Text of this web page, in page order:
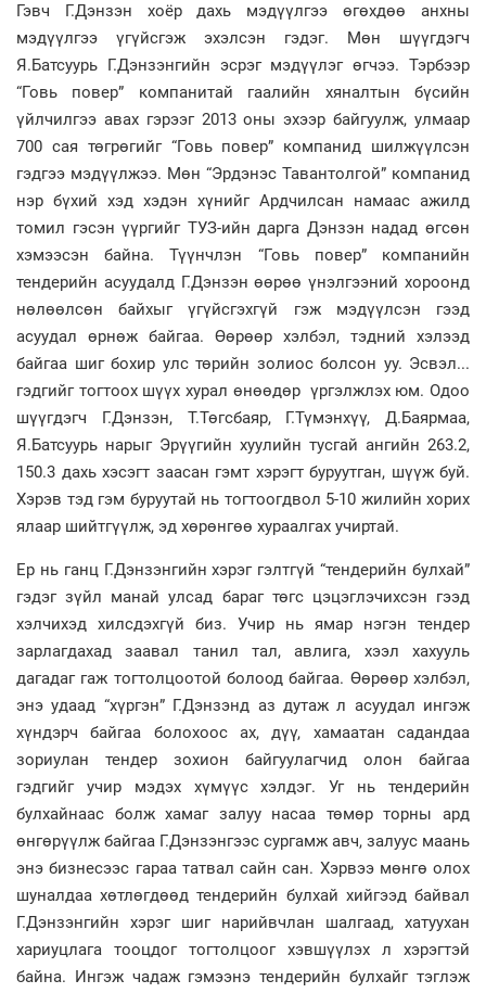
Гэвч Г.Дэнзэн хоёр дахь мэдүүлгээ өгөхдөө анхны
мэдүүлгээ үгүйсгэж эхэлсэн гэдэг. Мөн шүүгдэгч
Я.Батсуурь Г.Дэнзэнгийн эсрэг мэдүүлэг өгчээ. Тэрбээр
“Говь повер” компанитай гаалийн хяналтын бүсийн
үйлчилгээ авах гэрээг 2013 оны эхээр байгуулж, улмаар
700 сая төгрөгийг “Говь повер” компанид шилжүүлсэн
гэдгээ мэдүүлжээ. Мөн “Эрдэнэс Тавантолгой” компанид
нэр бүхий хэд хэдэн хүнийг Ардчилсан намаас ажилд
томил гэсэн үүргийг ТУЗ-ийн дарга Дэнзэн надад өгсөн
хэмээсэн байна. Түүнчлэн “Говь повер” компанийн
тендерийн асуудалд Г.Дэнзэн өөрөө үнэлгээний хороонд
нөлөөлсөн байхыг үгүйсгэхгүй гэж мэдүүлсэн гээд
асуудал өрнөж байгаа. Өөрөөр хэлбэл, тэдний хэлээд
байгаа шиг бохир улс төрийн золиос болсон уу. Эсвэл...
гэдгийг тогтоох шүүх хурал өнөөдөр үргэлжлэх юм. Одоо
шүүгдэгч Г.Дэнзэн, Т.Төгсбаяр, Г.Түмэнхүү, Д.Баярмаа,
Я.Батсуурь нарыг Эрүүгийн хуулийн тусгай ангийн 263.2,
150.3 дахь хэсэгт заасан гэмт хэрэгт буруутган, шүүж буй.
Хэрэв тэд гэм буруутай нь тогтоогдвол 5-10 жилийн хорих
ялаар шийтгүүлж, эд хөрөнгөө хураалгах учиртай.
Ер нь ганц Г.Дэнзэнгийн хэрэг гэлтгүй “тендерийн булхай”
гэдэг зүйл манай улсад бараг төгс цэцэглэчихсэн гээд
хэлчихэд хилсдэхгүй биз. Учир нь ямар нэгэн тендер
зарлагдахад заавал танил тал, авлига, хээл хахууль
дагадаг гаж тогтолцоотой болоод байгаа. Өөрөөр хэлбэл,
энэ удаад “хүргэн” Г.Дэнзэнд аз дутаж л асуудал ингэж
хүндэрч байгаа болохоос ах, дүү, хамаатан садандаа
зориулан тендер зохион байгуулагчид олон байгаа
гэдгийг учир мэдэх хүмүүс хэлдэг. Уг нь тендерийн
булхайнаас болж хамаг залуу насаа төмөр торны ард
өнгөрүүлж байгаа Г.Дэнзэнгээс сургамж авч, залуус маань
энэ бизнесээс гараа татвал сайн сан. Хэрвээ мөнгө олох
шуналдаа хөтлөгдөөд тендерийн булхай хийгээд байвал
Г.Дэнзэнгийн хэрэг шиг нарийвчлан шалгаад, хатуухан
хариуцлага тооцдог тогтолцоог хэвшүүлэх л хэрэгтэй
байна. Ингэж чадаж гэмээнэ тендерийн булхайг тэглэж